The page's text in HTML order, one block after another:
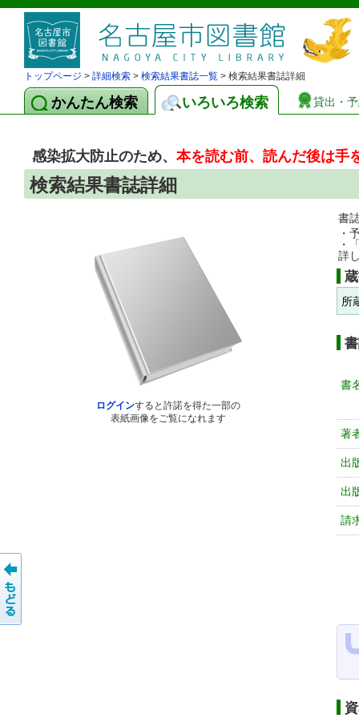
トップページ > 詳細検索 > 検索結果書誌一覧 > 検索結果書誌詳細
かんたん検索 いろいろ検索 貸出・
感染拡大防止のため、 本を読む前、読んだ後は手
検索結果書誌詳細
ログインすると許諾を得た一部の
表紙画像をご覧になれます
書
・
・
詳
所
書
著
出
出
請